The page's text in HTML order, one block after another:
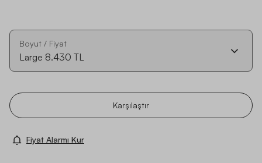
Boyut / Fiyat
Large 8.430 TL
Karşılaştır
Fiyat Alarmı Kur